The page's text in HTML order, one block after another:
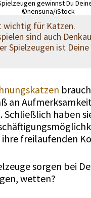
gewinnst Du
©nensuria/iStock
wichtig für Katzen.
sind auch
Spielzeugen ist
an
haben
ihre freilaufenden
sorgen bei
wetten?